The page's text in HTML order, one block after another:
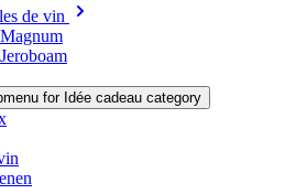
de vin
for Idée cadeau category